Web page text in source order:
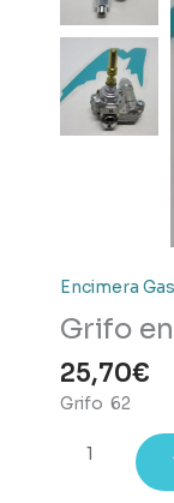
Encimera Gas
Grifo
25,70€
Grifo 62
Grifo
encimera